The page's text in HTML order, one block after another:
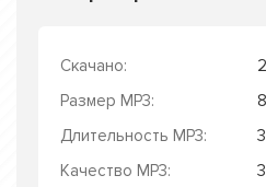
Скачано:
Размер MP3:
Длительность MP3:
Качество MP3: